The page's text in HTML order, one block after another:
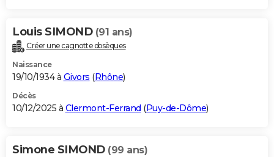
Louis SIMOND (91 ans)
Créer une cagnotte obsèques
Naissance
19/10/1934 à Givors (Rhône)
Décès
10/12/2025 à Clermont-Ferrand (Puy-de-Dôme)
Simone SIMOND (99 ans)